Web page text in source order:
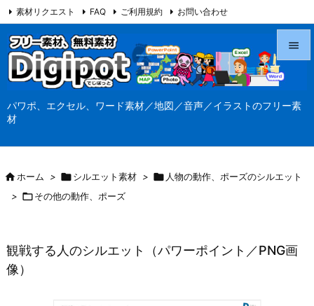
パワポ、エクセル、ワード素材／地図／音声／イラストのフリー素
材




素材リクエスト FAQ ご利用規約 お問い合わせ
当サイト（Digipot.net）について
ホーム > シルエット素材 >  人物の動作、ポーズのシルエット
> その他の動作、ポーズ
観戦する人のシルエット（パワーポイント／PNG画
像）